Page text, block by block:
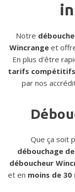
Notre
Wincrangeet
En plus d'être
tarifs compétitifs
par nos
Que ça soit
débouchage
déboucheur
et en moins de 30